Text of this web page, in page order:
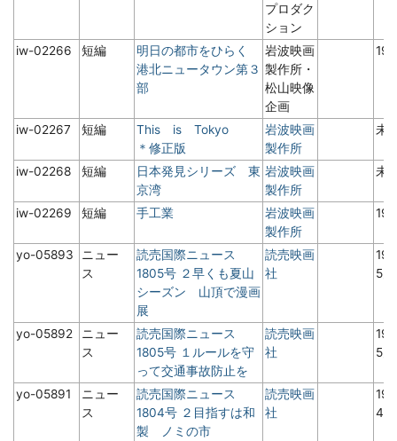
プロダク
ション
iw-02266 短編
明日の都市をひらく
港北ニュータウン第３
部
岩波映画
製作所・
松山映像
企画
iw-02267 短編
This is Tokyo
＊修正版
岩波映画
製作所
未
iw-02268 短編
日本発見シリーズ 東
京湾
岩波映画
製作所
未
iw-02269 短編 手工業
岩波映画
製作所
yo-05893
ニュー
ス
読売国際ニュース
1805号 ２早くも夏山
シーズン 山頂で漫画
展
読売映画
社
5
yo-05892
ニュー
ス
読売国際ニュース
1805号 １ルールを守
って交通事故防止を
読売映画
社
5
yo-05891
ニュー
ス
読売国際ニュース
1804号 ２目指すは和
製 ノミの市
読売映画
社
4